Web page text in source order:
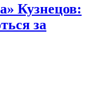
Кузнецов:
за